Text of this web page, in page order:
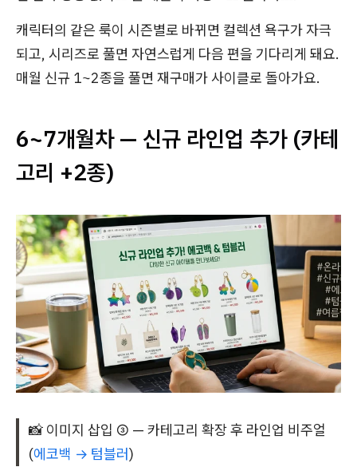
캐릭터의 같은 룩이 시즌별로 바뀌면 컬렉션 욕구가 자극
되고, 시리즈로 풀면 자연스럽게 다음 편을 기다리게 돼요.
매월 신규 1~2종을 풀면 재구매가 사이클로 돌아가요.
6~7개월차 — 신규 라인업 추가 (카테
고리 +2종)
📸 이미지 삽입 ③ — 카테고리 확장 후 라인업 비주얼
(에코백 → 텀블러)